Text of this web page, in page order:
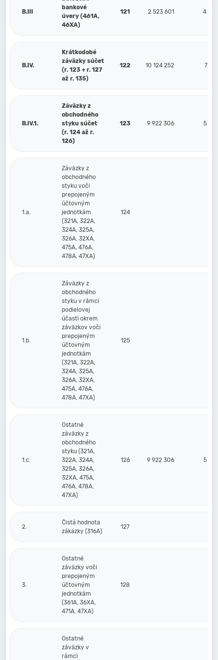
B.III
bankové
úvery (461A,
46XA)
121 2 523 601 4
B.IV.
Krátkodobé
záväzky súčet
(r. 123 + r. 127
až r. 135)
122 10 124 252 7
B.IV.1.
Záväzky z
obchodného
styku súčet
(r. 124 až r.
126)
123 9 922 306 5
1.a.
Záväzky z
obchodného
styku voči
prepojeným
účtovným
jednotkám
(321A, 322A,
324A, 325A,
326A, 32XA,
475A, 476A,
478A, 47XA)
124
1.b.
Záväzky z
obchodného
styku v rámci
podielovej
účasti okrem
záväzkov voči
prepojeným
účtovným
jednotkám
(321A, 322A,
324A, 325A,
326A, 32XA,
475A, 476A,
478A, 47XA)
125
1.c.
Ostatné
záväzky z
obchodného
styku (321A,
322A, 324A,
325A, 326A,
32XA, 475A,
476A, 478A,
47XA)
126 9 922 306 5
2.
Čistá hodnota
zákazky (316A)
127
3.
Ostatné
záväzky voči
prepojeným
účtovným
jednotkám
(361A, 36XA,
471A, 47XA)
128
Ostatné
záväzky v
rámci